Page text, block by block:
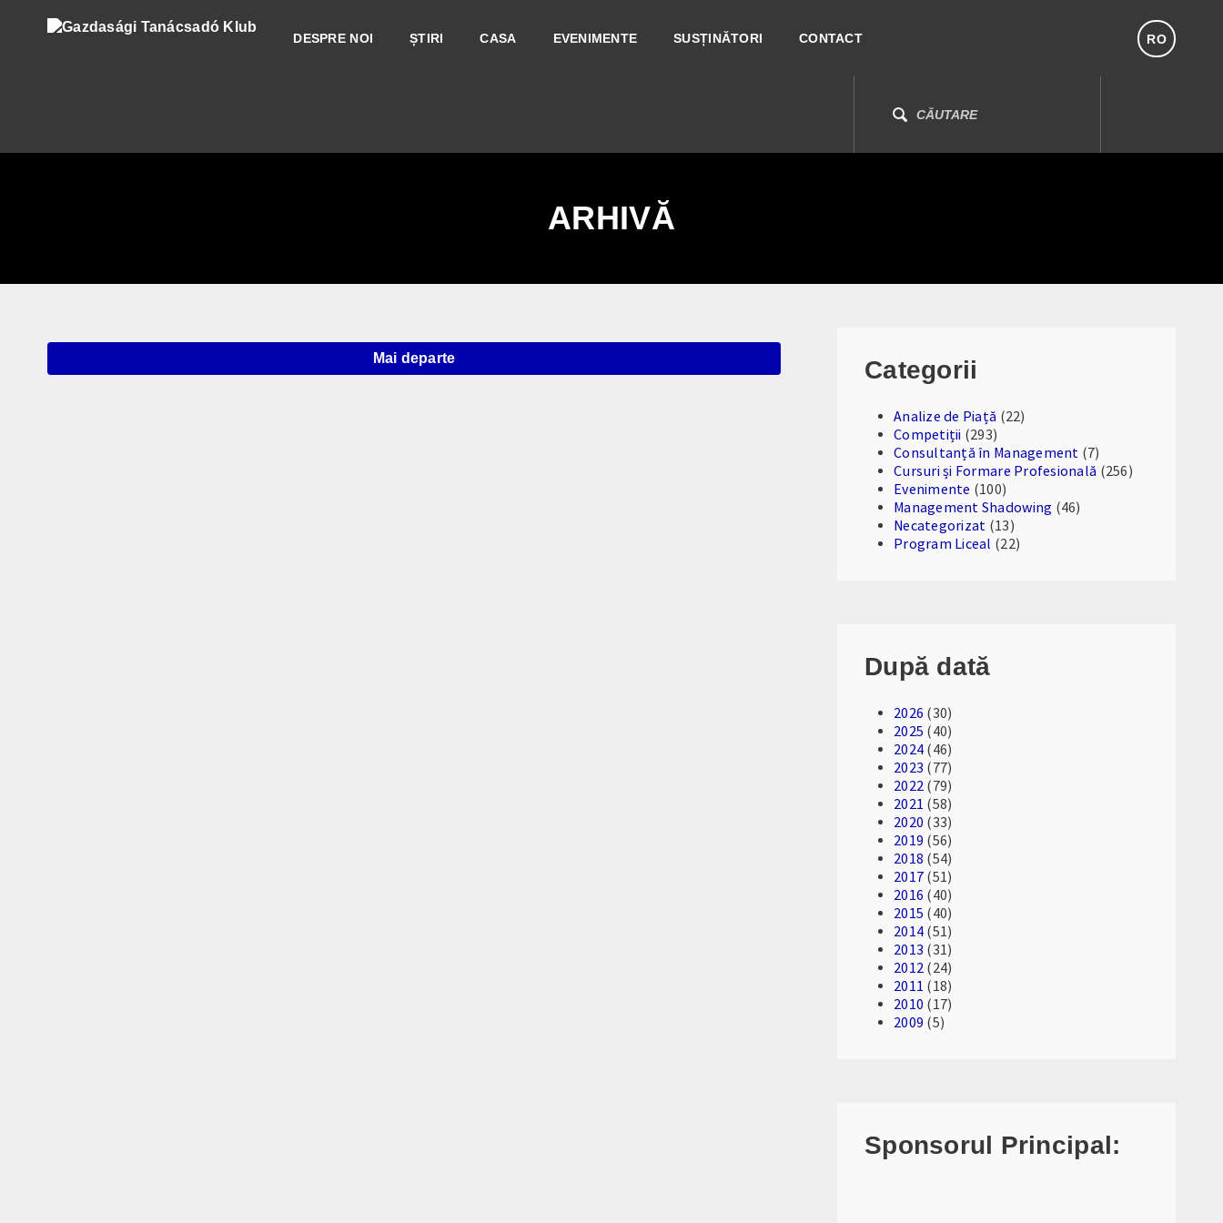
DESPRE NOI ȘTIRI CASA EVENIMENTE SUSȚINĂTORI CONTACT RO
ARHIVĂ
Mai departe Categorii
Analize de Piață (22)
Competiții (293)
Consultanță în Management (7)
Cursuri și Formare Profesională (256)
Evenimente (100)
Management Shadowing (46)
Necategorizat (13)
Program Liceal (22)
După dată
2026 (30)
2025 (40)
2024 (46)
2023 (77)
2022 (79)
2021 (58)
2020 (33)
2019 (56)
2018 (54)
2017 (51)
2016 (40)
2015 (40)
2014 (51)
2013 (31)
2012 (24)
2011 (18)
2010 (17)
2009 (5)
Sponsorul Principal: